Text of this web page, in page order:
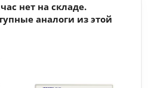
нет на складе.
аналоги из этой